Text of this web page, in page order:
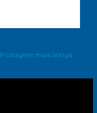
Postagem mais antiga